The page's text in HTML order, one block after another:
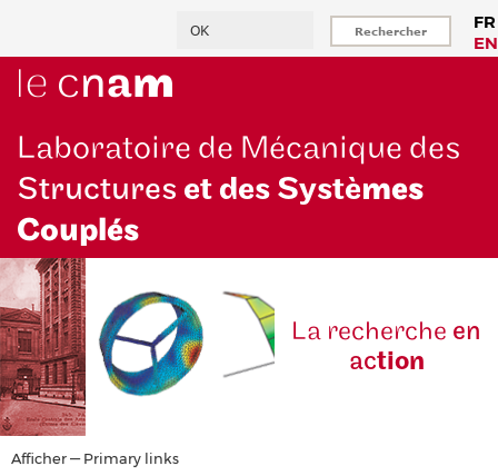
principal
FR
EN
Laboratoire de Mécanique des
Structures et des Systèmes
Couplés
La recherche en
action
Primary
Afficher — Primary links